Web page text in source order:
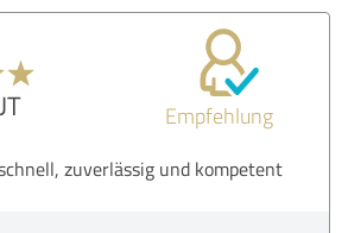
Empfehlung
zuverlässig und kompetent